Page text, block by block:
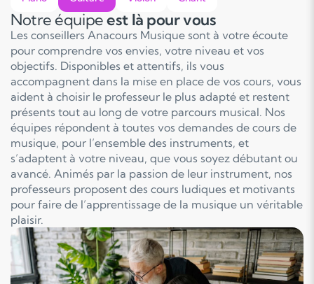
Notre équipeest là pour vous
Les conseillers Anacours Musique sont à votre écoute
pour comprendre vos envies, votre niveau et vos
objectifs. Disponibles et attentifs, ils vous
accompagnent dans la mise en place de vos cours, vous
aident à choisir le professeur le plus adapté et restent
présents tout au long de votre parcours musical. Nos
équipes répondent à toutes vos demandes de cours de
musique, pour l’ensemble des instruments, et
s’adaptent à votre niveau, que vous soyez débutant ou
avancé. Animés par la passion de leur instrument, nos
professeurs proposent des cours ludiques et motivants
pour faire de l’apprentissage de la musique un véritable
plaisir.